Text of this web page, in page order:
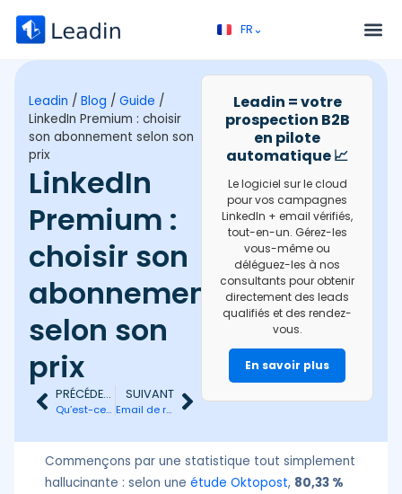
FR⌄
EN⌄
Leadin / Blog / Guide /
LinkedIn Premium : choisir
son abonnement selon son
prix
LinkedIn
Premium :
choisir son
abonnement
selon son
prix
PRÉCÉDENT
Qu’est-ce que l’externalisation commerciale ?
SUIVANT
Email de remerciement professionnel : 6 règles d’or + 5 modèles prêts à l’emploi
Leadin = votre
prospection B2B
en pilote
automatique 📈
Le logiciel sur le cloud
pour vos campagnes
LinkedIn + email vérifiés,
tout-en-un. Gérez-les
vous-même ou
déléguez-les à nos
consultants pour obtenir
directement des leads
qualifiés et des rendez-
vous.
En savoir plus
Commençons par une statistique tout simplement
hallucinante : selon une étude Oktopost, 80,33 %